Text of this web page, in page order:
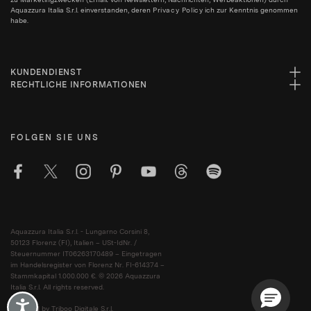
Accessibility
Aquazzura Italia S.r.l. einverstanden, deren Privacy Policy ich zur Kenntnis genommen
habe.
KUNDENDIENST
RECHTLICHE INFORMATIONEN
FOLGEN SIE UNS
Aquazzura Italia S.r.l. - Lungarno Corsini 8,
50123 Florenz (FI), Italien – USt-IdNr. /
Steuernummer IT06263170489 – Eingetragen
im Handelsregister von Florenz Nr. FI-614374 –
Stammkapital 1.000.000 €. © 2026 Aquazzura
Italia S.r.l. All rights reserved.
Powered by Triboo Digitale S.r.l.